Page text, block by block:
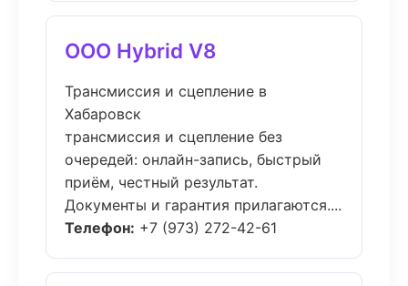
ООО Hybrid V8
Трансмиссия и сцепление в
Хабаровск
трансмиссия и сцепление без
очередей: онлайн-запись, быстрый
приём, честный результат.
Документы и гарантия прилагаются....
Телефон: +7 (973) 272-42-61